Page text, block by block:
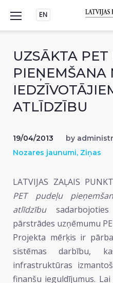
content
EN
UZSĀKTA
PIEŅEMŠANA
ATLĪDZĪBU
19/04/2013 by
Nozares jaunumi, Ziņas
LATVIJAS ZAĻAIS
PET pudeļu
atlīdzību
pārstrādes uzņēmumu
Projekta mērķis ir
sistēmas darbību,
infrastruktūras
finanšu ieguldījumus.